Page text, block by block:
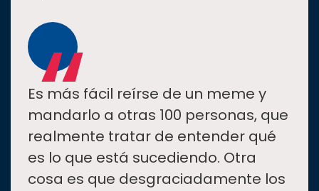
“
Es más fácil reírse de un meme y
mandarlo a otras 100 personas, que
realmente tratar de entender qué
es lo que está sucediendo. Otra
cosa es que desgraciadamente los